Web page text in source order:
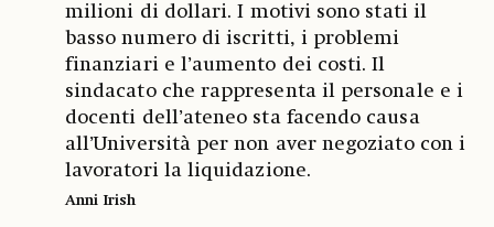
milioni di dollari. I motivi sono stati il
basso numero di iscritti, i problemi
finanziari e l’aumento dei costi. Il
sindacato che rappresenta il personale e i
docenti dell’ateneo sta facendo causa
all’Università per non aver negoziato con i
lavoratori la liquidazione.
Anni Irish